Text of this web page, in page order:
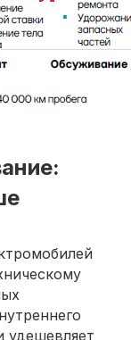
удешевляет